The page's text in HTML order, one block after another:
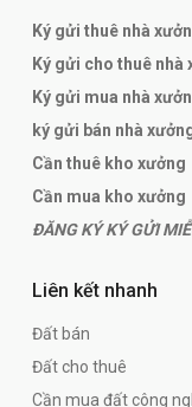
Ký gửi thuê nhà
Ký gửi cho thuê nhà
Ký gửi mua nhà
ký gửi bán nhà
Cần thuê kho xưởng
Cần mua kho xưởng
ĐĂNG KÝ KÝ GỬI
Liên kết nhanh
Đất bán
Đất cho thuê
Cần mua đất công